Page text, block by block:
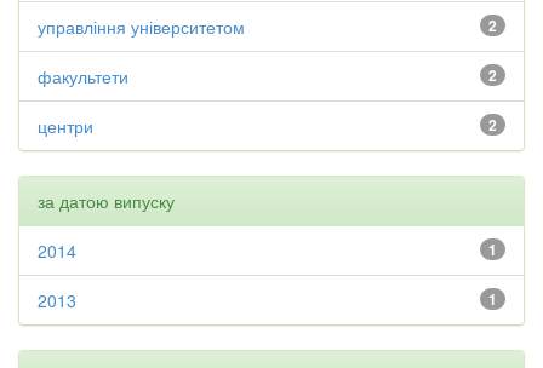
2
управління університетом
2
факультети
2
центри
за датою випуску
1
2014
1
2013